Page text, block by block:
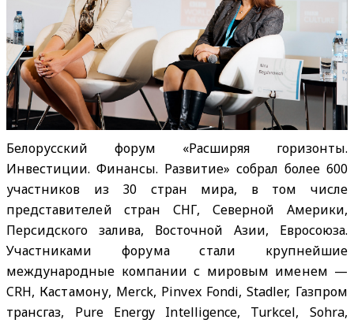
Белорусский форум «Расширяя горизонты.
Инвестиции. Финансы. Развитие» собрал более 600
участников из 30 стран мира, в том числе
представителей стран СНГ, Северной Америки,
Персидского залива, Восточной Азии, Евросоюза.
Участниками форума стали крупнейшие
международные компании с мировым именем —
CRH, Кастамону, Merck, Pinvex Fondi, Stadler, Газпром
трансгаз, Pure Energy Intelligence, Turkcel, Sohra,